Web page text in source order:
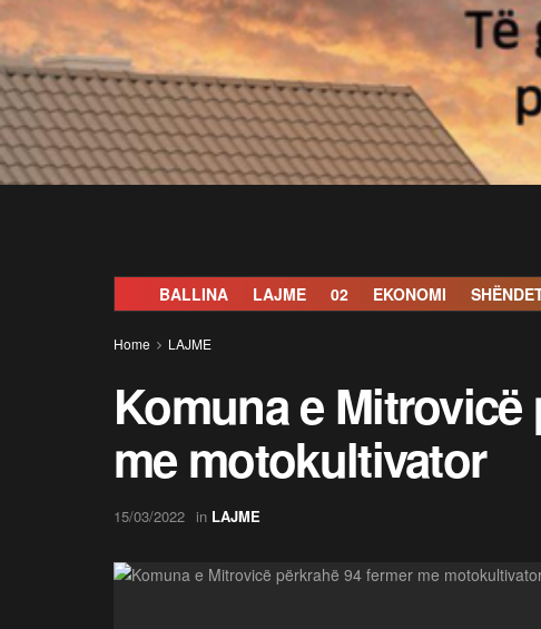
BALLINA LAJME 02 EKONOMI
Home LAJME
Komuna e Mitrovicë
me motokultivator
15/03/2022 in LAJME